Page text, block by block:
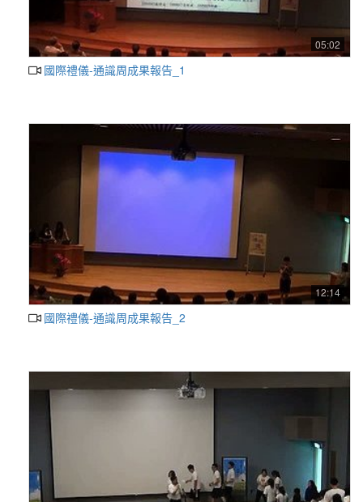
05:02
國際禮儀-通識周成果報告_1
12:14
國際禮儀-通識周成果報告_2